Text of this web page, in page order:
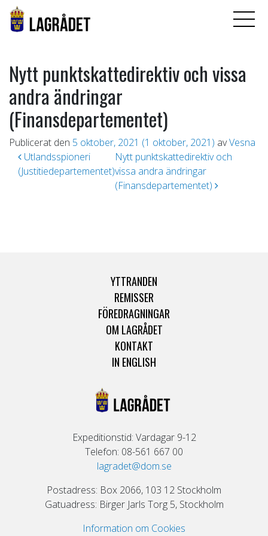
Nytt punktskattedirektiv och vissa
andra ändringar
(Finansdepartementet)
Publicerat den 5 oktober, 2021 (1 oktober, 2021) avVesna
Inläggsnavigering
Utlandsspioneri
(Justitiedepartementet)
Nytt punktskattedirektiv och
vissa andra ändringar
(Finansdepartementet)
YTTRANDEN
REMISSER
FÖREDRAGNINGAR
OM LAGRÅDET
KONTAKT
IN ENGLISH
Expeditionstid: Vardagar 9-12
Telefon: 08-561 667 00
lagradet@dom.se
Postadress: Box 2066, 103 12 Stockholm
Gatuadress: Birger Jarls Torg 5, Stockholm
Information om Cookies